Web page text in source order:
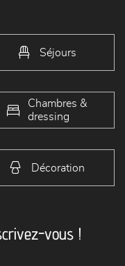
Séjours
Chambres &
dressing
Décoration
vous !